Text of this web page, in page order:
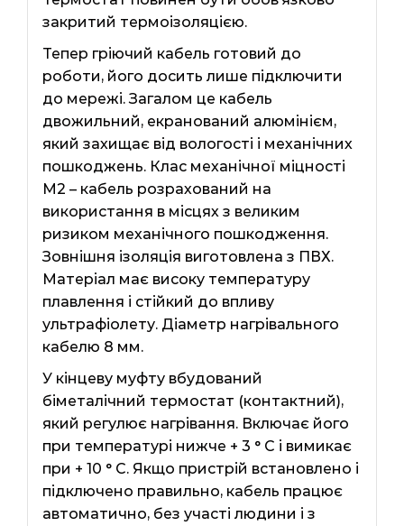
закритий термоізоляцією.
Тепер гріючий кабель готовий до
роботи, його досить лише підключити
до мережі. Загалом це кабель
двожильний, екранований алюмінієм,
який захищає від вологості і механічних
пошкоджень. Клас механічної міцності
М2 – кабель розрахований на
використання в місцях з великим
ризиком механічного пошкодження.
Зовнішня ізоляція виготовлена ​​з ПВХ.
Матеріал має високу температуру
плавлення і стійкий до впливу
ультрафіолету. Діаметр нагрівального
кабелю 8 мм.
У кінцеву муфту вбудований
біметалічний термостат (контактний),
який регулює нагрівання. Включає його
при температурі нижче + 3 ° C і вимикає
при + 10 ° C. Якщо пристрій встановлено і
підключено правильно, кабель працює
автоматично, без участі людини і з